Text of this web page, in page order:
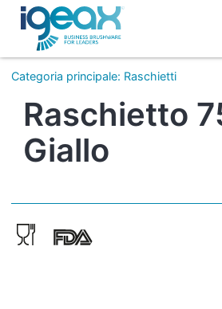
IT
EN
Categoria principale: Raschietti
Raschietto
Giallo